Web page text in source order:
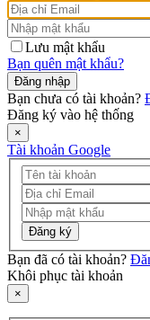
Lưu mật khẩu
Bạn quên mật khẩu?
Đăng nhập
Bạn chưa có tài khoản?
Đăng ký vào hệ thống
×
Tài khoản Google
Đăng ký
Bạn đã có tài khoản?
Khôi phục tài khoản
×